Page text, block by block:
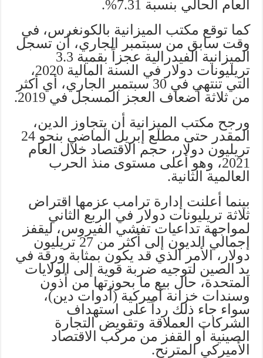
العام الحالي بنسبة 7.31%.
كما توقع مكتب الميزانية بالكونغرس، في
وقت سابق من سبتمبر الجاري، أن تسجل
الميزانية الفيدرالية عجزاً بقمية 3.3
تريليونات دولار في السنة المالية 2020،
التي تنتهي في 30 سبتمبر الجاري، أي أكثر
من ثلاثة أضعاف العجز المسجل في 2019.
ورجح مكتب الميزانية أن يتجاوز الدين،
المقدر حتى مطلع إبريل الماضي بنحو 24
تريليون دولار، حجم الاقتصاد خلال العام
2021، وهو أعلى مستوى منذ الحرب
العالمية الثانية.
بينما أعلنت إدارة ترامب عزمها اقتراض
ثلاثة تريليونات دولار في الربع الثاني
لمواجهة تداعيات تفشي الفيروس، ليقفز
إجمالي الديون إلى أكثر من 27 تريليون
دولار، الأمر الذي قد يكون بمثابة ورقة في
يد الصين لتوجيه ضربة قوية إلى الولايات
المتحدة، حال بيع ما بحوزتها من أذون
وسندات خزانة أميركية (أدوات دين)،
سواء جاء ذلك رداً على استهداف
الشركات العملاقة وتقويض التجارة
الصينية أو القفز من مركب الاقتصاد
الأميركي المترنح.